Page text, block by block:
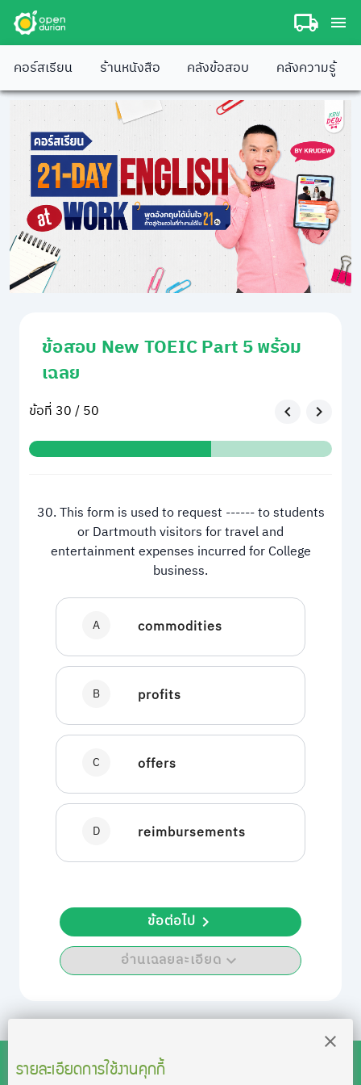
คอร์สเรียน ร้านหนังสือ คลังข้อสอบ คลังความรู้
ข้อสอบ New TOEIC Part 5 พร้อม
เฉลย
ข้อที่ 30 / 50
30. This form is used to request ------ to students
or Dartmouth visitors for travel and
entertainment expenses incurred for College
business.
A commodities
B profits
C offers
D reimbursements
อ่านเฉลยละเอียด
ข้อต่อไป
รายละเอียดการใช้งานคุกกี้